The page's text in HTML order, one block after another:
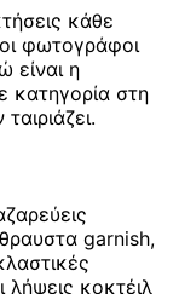
κάθε
φωτογράφοι
είναι η
κατηγορία στη
garnish,
κοκτέιλ